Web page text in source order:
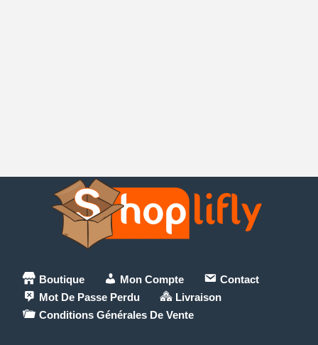
Boutique Mon Compte
Contact
Mot De Passe Perdu
Livraison
Conditions Générales De Vente